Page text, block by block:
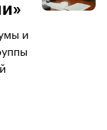
и